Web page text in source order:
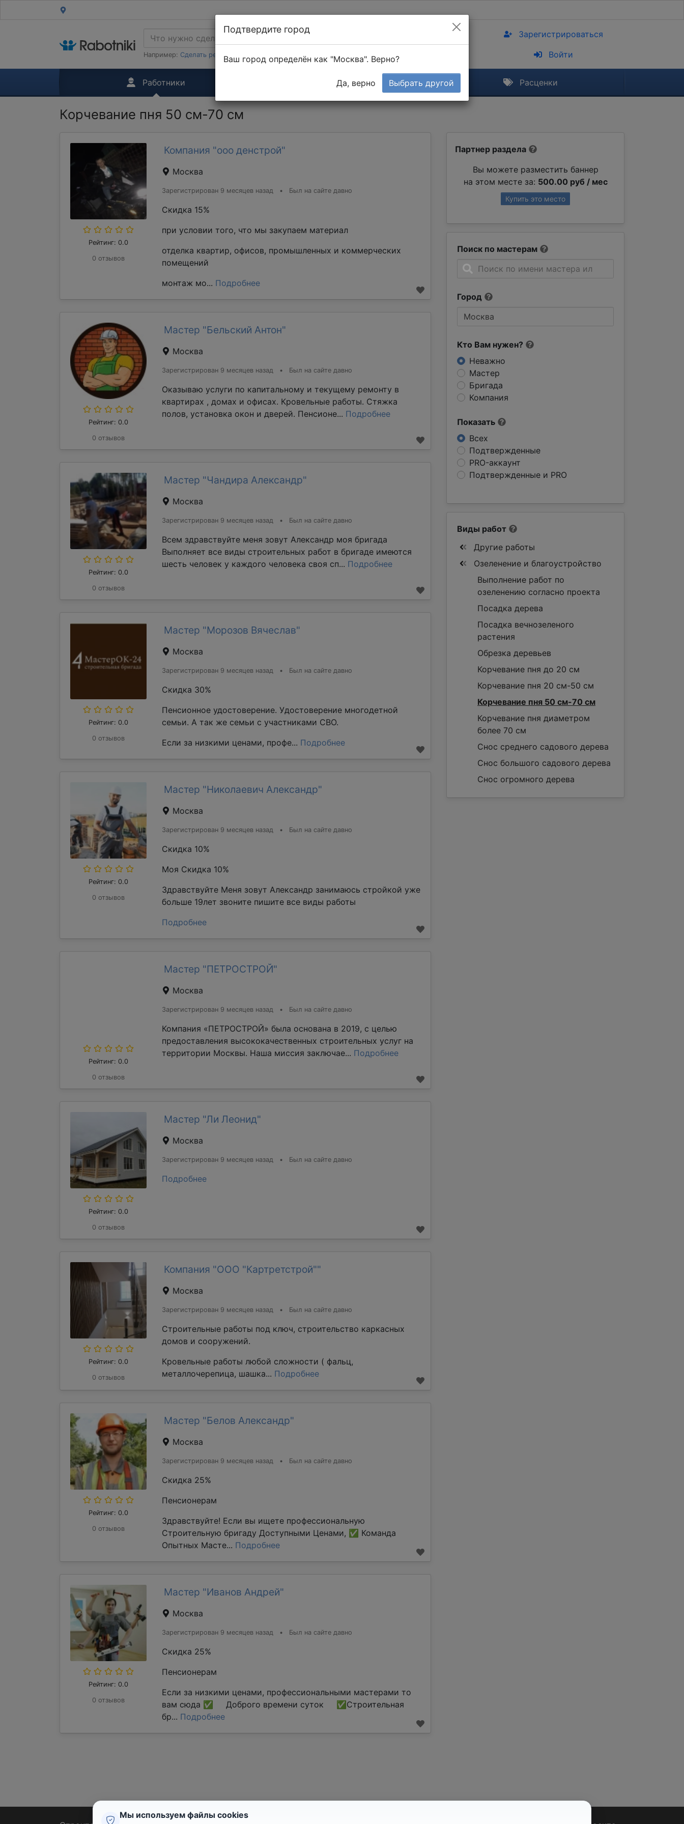
Например: Сделать ремонт в 1-к квартире
Зарегистрироваться
Войти
Работники Тендеры Расценки
Корчевание пня 50 см-70 см
Партнер раздела
Вы можете разместить баннер
на этом месте за: 500.00 руб / мес
Купить это место
Поиск по мастерам
Город
Кто Вам нужен?
Неважно
Мастер
Бригада
Компания
Показать
Всех
Подтвержденные
PRO-аккаунт
Подтвержденные и PRO
Рейтинг: 0.0
0 отзывов
Компания "ооо денстрой"
Москва
Зарегистрирован 9 месяцев назад • Был на сайте давно
Скидка 15%
при условии того, что мы закупаем материал
отделка квартир, офисов, промышленных и коммерческих
помещений
монтаж мо... Подробнее
Рейтинг: 0.0
0 отзывов
Мастер "Бельский Антон"
Москва
Зарегистрирован 9 месяцев назад • Был на сайте давно
Оказываю услуги по капитальному и текущему ремонту в
квартирах , домах и офисах. Кровельные работы. Стяжка
полов, установка окон и дверей. Пенсионе... Подробнее
Рейтинг: 0.0
0 отзывов
Мастер "Чандира Александр"
Москва
Зарегистрирован 9 месяцев назад • Был на сайте давно
Всем здравствуйте меня зовут Александр моя бригада
Выполняет все виды строительных работ в бригаде имеются
шесть человек у каждого человека своя сп... Подробнее
Рейтинг: 0.0
0 отзывов
Мастер "Морозов Вячеслав"
Москва
Зарегистрирован 9 месяцев назад • Был на сайте давно
Скидка 30%
Пенсионное удостоверение. Удостоверение многодетной
семьи. А так же семьи с участниками СВО.
Если за низкими ценами, профе... Подробнее
Рейтинг: 0.0
0 отзывов
Мастер "Николаевич Александр"
Москва
Зарегистрирован 9 месяцев назад • Был на сайте давно
Скидка 10%
Моя Скидка 10%
Здравствуйте Меня зовут Александр занимаюсь стройкой уже
больше 19лет звоните пишите все виды работы
Подробнее
Рейтинг: 0.0
0 отзывов
Мастер "ПЕТРОСТРОЙ"
Москва
Зарегистрирован 9 месяцев назад • Был на сайте давно
Компания «ПЕТРОСТРОЙ» была основана в 2019, с целью
предоставления высококачественных строительных услуг на
территории Москвы. Наша миссия заключае... Подробнее
Рейтинг: 0.0
0 отзывов
Мастер "Ли Леонид"
Москва
Зарегистрирован 9 месяцев назад • Был на сайте давно
Подробнее
Рейтинг: 0.0
0 отзывов
Компания "ООО "Картретстрой""
Москва
Зарегистрирован 9 месяцев назад • Был на сайте давно
Строительные работы под ключ, строительство каркасных
домов и сооружений.
Кровельные работы любой сложности ( фальц,
металлочерепица, шашка... Подробнее
Рейтинг: 0.0
0 отзывов
Мастер "Белов Александр"
Москва
Зарегистрирован 9 месяцев назад • Был на сайте давно
Скидка 25%
Пенсионерам
Здравствуйте! Если вы ищете профессиональную
Строительную бригаду Доступными Ценами, ✅ Команда
Опытных Масте... Подробнее
Рейтинг: 0.0
0 отзывов
Мастер "Иванов Андрей"
Москва
Зарегистрирован 9 месяцев назад • Был на сайте давно
Скидка 25%
Пенсионерам
Если за низкими ценами, профессиональными мастерами то
вам сюда ✅ Доброго времени суток ✅Строительная
бр... Подробнее
Виды работ
Другие работы
Озеленение и благоустройство
Выполнение работ по
озеленению согласно проекта
Посадка дерева
Посадка вечнозеленого
растения
Обрезка деревьев
Корчевание пня до 20 см
Корчевание пня 20 см-50 см
Корчевание пня 50 см-70 см
Корчевание пня диаметром
более 70 см
Снос среднего садового дерева
Снос большого садового дерева
Снос огромного дерева
Подтвердите город
Ваш город определён как "Москва". Верно?
Да, верно Выбрать другой
Мы используем файлы cookies